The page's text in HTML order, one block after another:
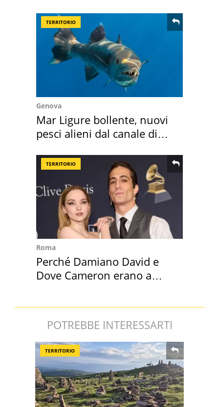
TERRITORIO
Genova
Mar Ligure bollente, nuovi
pesci alieni dal canale di
TERRITORIO
Roma
Perché Damiano David e
Dove Cameron erano a
POTREBBE INTERESSARTI
TERRITORIO